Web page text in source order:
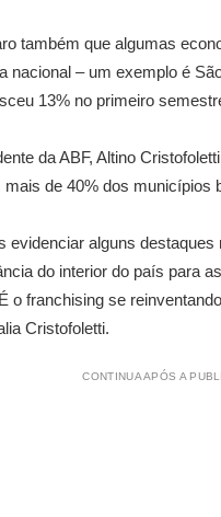
também que algumas
nacional – um exemplo é
13% no primeiro
da ABF, Altino
de 40% dos municípios
evidenciar alguns
do interior do país para
o franchising se
Cristofoletti.
CONTINUA APÓS A